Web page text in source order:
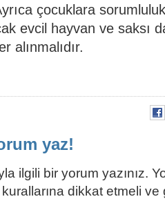
çocuklara
evcil hayvan ve saksı
alınmalıdır.
yaz!
ilgili bir yorum yazınız.
dikkat etmeli